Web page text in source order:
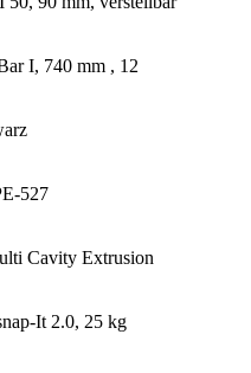
I, 740 mm , 12
527
Cavity Extrusion
It 2.0, 25 kg